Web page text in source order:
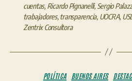
cuentas, Ricardo Pignanelli, Sergio
trabajadores, transparencia, UOCRA,
Zentrix Consultora
POLÍTICA BUENOS AIRES